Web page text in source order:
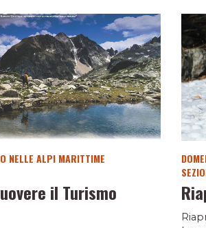
NELLE ALPI MARITTIME
il Turismo